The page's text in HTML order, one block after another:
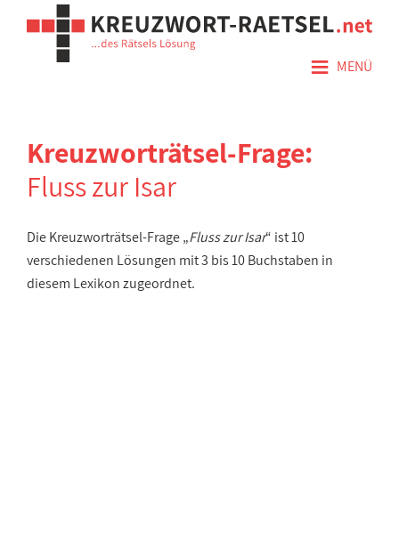
≡ MENÜ
Kreuzworträtsel-Frage:
Fluss zur Isar
Die Kreuzworträtsel-Frage „Fluss zur Isar“ ist 10
verschiedenen Lösungen mit 3 bis 10 Buchstaben in
diesem Lexikon zugeordnet.